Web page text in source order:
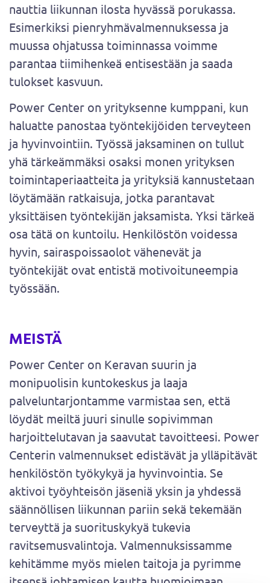
nauttia liikunnan ilosta hyvässä porukassa.
Esimerkiksi pienryhmävalmennuksessa ja
muussa ohjatussa toiminnassa voimme
parantaa tiimihenkeä entisestään ja saada
tulokset kasvuun.
Power Center on yrityksenne kumppani, kun
haluatte panostaa työntekijöiden terveyteen
ja hyvinvointiin. Työssä jaksaminen on tullut
yhä tärkeämmäksi osaksi monen yrityksen
toimintaperiaatteita ja yrityksiä kannustetaan
löytämään ratkaisuja, jotka parantavat
yksittäisen työntekijän jaksamista. Yksi tärkeä
osa tätä on kuntoilu. Henkilöstön voidessa
hyvin, sairaspoissaolot vähenevät ja
työntekijät ovat entistä motivoituneempia
työssään.
MEISTÄ
Power Center on Keravan suurin ja
monipuolisin kuntokeskus ja laaja
palveluntarjontamme varmistaa sen, että
löydät meiltä juuri sinulle sopivimman
harjoittelutavan ja saavutat tavoitteesi. Power
Centerin valmennukset edistävät ja ylläpitävät
henkilöstön työkykyä ja hyvinvointia. Se
aktivoi työyhteisön jäseniä yksin ja yhdessä
säännöllisen liikunnan pariin sekä tekemään
terveyttä ja suorituskykyä tukevia
ravitsemusvalintoja. Valmennuksissamme
kehitämme myös mielen taitoja ja pyrimme